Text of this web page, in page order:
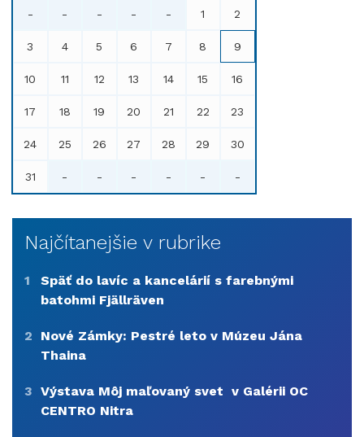
- - - - - 1 2
3 4 5 6 7 8 9
10 11 12 13 14 15 16
17 18 19 20 21 22 23
24 25 26 27 28 29 30
31 - - - - - -
Najčítanejšie v rubrike
1
Späť do lavíc a kancelárií s farebnými
batohmi Fjällräven
2
Nové Zámky: Pestré leto v Múzeu Jána
Thaina
3 Výstava Môj maľovaný svet v Galérii OC
CENTRO Nitra